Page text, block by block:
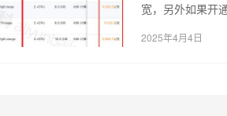
宽，另外如果开
2025年4月4日